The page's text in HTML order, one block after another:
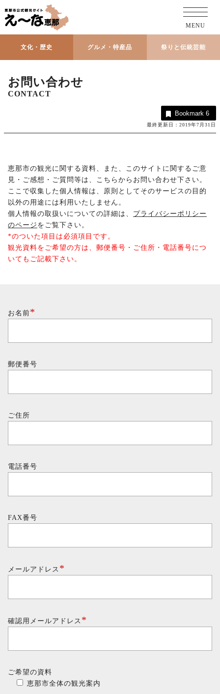
文化・歴史 グルメ・特産品 祭りと伝統芸能
MENU
お問い合わせ
CONTACT
Bookmark 6
最終更新日：2019年7月31日
恵那市の観光に関する資料、また、このサイトに関するご意
見・ご感想・ご質問等は、こちらからお問い合わせ下さい。
ここで収集した個人情報は、原則としてそのサービスの目的
以外の用途には利用いたしません。
個人情報の取扱いについての詳細は、 プライバシーポリシー
のページ をご覧下さい。
*のついた項目は必須項目です。
観光資料をご希望の方は、郵便番号・ご住所・電話番号につ
いてもご記載下さい。
お名前*
郵便番号
ご住所
電話番号
FAX番号
メールアドレス *
確認用メールアドレス *
ご希望の資料
恵那市全体の観光案内